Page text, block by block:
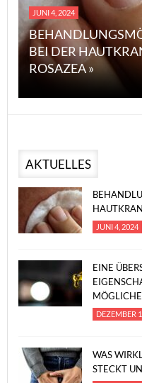
JUNI 4, 2024
BEI DER
ROSAZEA »
AKTUELLES
JUNI 4, 2024
EINE
DEZEMBER
WAS
STECKT